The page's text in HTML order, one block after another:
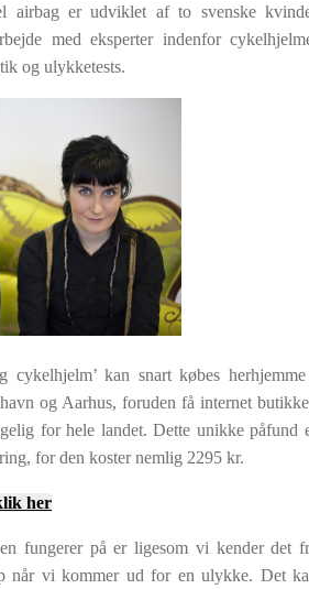
airbag er udviklet af to svenske
med eksperter indenfor
og ulykketests.
cykelhjelm’ kan snart købes
og Aarhus, foruden få internet
for hele landet. Dette unikke påfund
for den koster nemlig 2295 kr.
her
fungerer på er ligesom vi kender det
når vi kommer ud for en ulykke. Det